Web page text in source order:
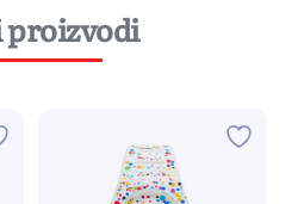
proizvodi